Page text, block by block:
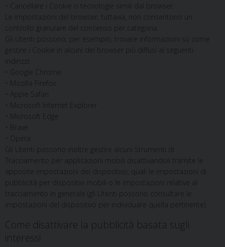
• Cancellare i Cookie o tecnologie simili dal browser.
Le impostazioni del browser, tuttavia, non consentono un
controllo granulare del consenso per categoria.
Gli Utenti possono, per esempio, trovare informazioni su come
gestire i Cookie in alcuni dei browser più diffusi ai seguenti
indirizzi:
• Google Chrome
• Mozilla Firefox
• Apple Safari
• Microsoft Internet Explorer
• Microsoft Edge
• Brave
• Opera
Gli Utenti possono inoltre gestire alcuni Strumenti di
Tracciamento per applicazioni mobili disattivandoli tramite le
apposite impostazioni del dispositivo, quali le impostazioni di
pubblicità per dispositivi mobili o le impostazioni relative al
tracciamento in generale (gli Utenti possono consultare le
impostazioni del dispositivo per individuare quella pertinente).
Come disattivare la pubblicità basata sugli
interessi